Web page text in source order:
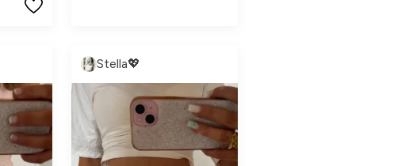
Stella💖